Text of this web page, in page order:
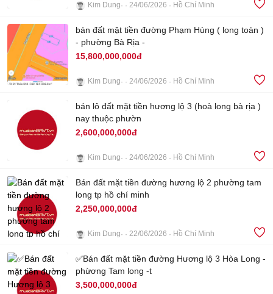
Kim Dung 24/06/2026 Hồ Chí Minh
bán đất mặt tiền đường Phạm Hùng ( long toàn )
- phường Bà Rịa -
15,800,000,000đ
Kim Dung 24/06/2026 Hồ Chí Minh
bán lô đất mặt tiền hương lộ 3 (hoà long bà rịa )
nay thuộc phườn
2,600,000,000đ
Kim Dung 24/06/2026 Hồ Chí Minh
1
Bán đất mặt tiền đường hương lộ 2 phường tam
long tp hồ chí minh
2,250,000,000đ
Kim Dung 22/06/2026 Hồ Chí Minh
✅Bán đất mặt tiền đường Hương lộ 3 Hòa Long -
phừơng Tam long -t
3,500,000,000đ